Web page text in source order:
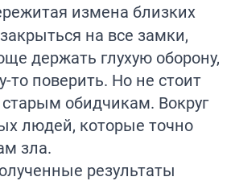
измена близких
на все замки,
держать глухую оборону,
то поверить. Но не стоит
старым обидчикам. Вокруг
людей, которые точно
зла.
результаты